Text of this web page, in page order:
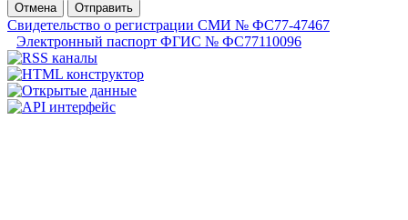
Отмена
Отправить
Свидетельство о регистрации СМИ № ФС77-47467
Электронный паспорт ФГИС № ФС77110096